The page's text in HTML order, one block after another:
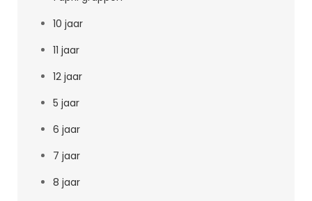
10 jaar
11 jaar
12 jaar
5 jaar
6 jaar
7 jaar
8 jaar